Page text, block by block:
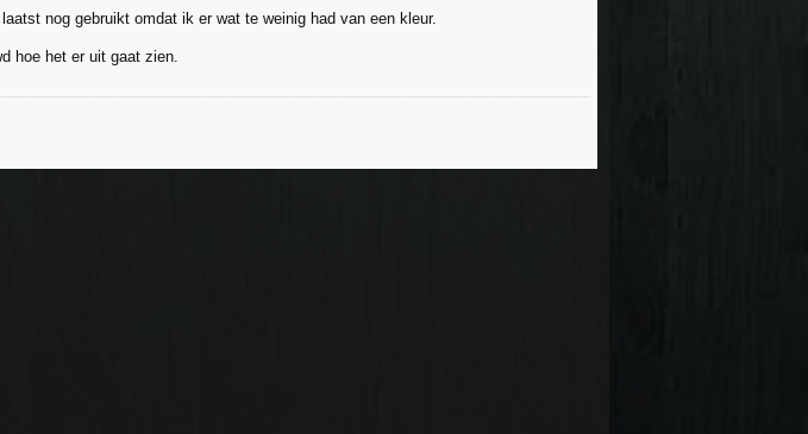
nog gebruikt omdat ik er wat te weinig had van een kleur.
hoe het er uit gaat zien.